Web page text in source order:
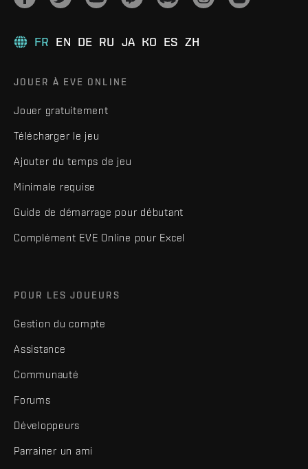
FR EN DE RU JA KO ES ZH
JOUER À EVE ONLINE
Jouer gratuitement
Télécharger le jeu
Ajouter du temps de jeu
Minimale requise
Guide de démarrage pour débutant
Complément EVE Online pour Excel
POUR LES JOUEURS
Gestion du compte
Assistance
Communauté
Forums
Développeurs
Parrainer un ami